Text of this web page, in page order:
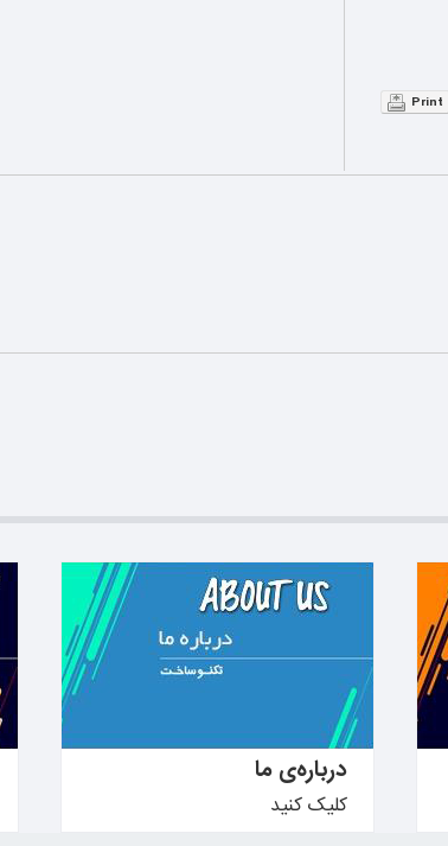
Print
بیشتر بدانید ←
درباره‌ی ما
کلیک کنید